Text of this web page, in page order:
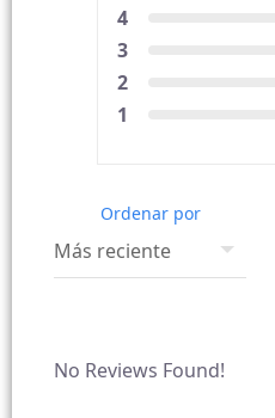
4
3
2
1
Ordenar por
No Reviews Found!